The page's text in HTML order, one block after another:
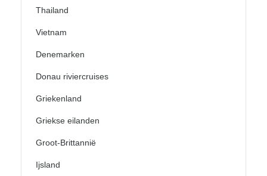
Thailand
Vietnam
Denemarken
Donau riviercruises
Griekenland
Griekse eilanden
Groot-Brittannië
Ijsland